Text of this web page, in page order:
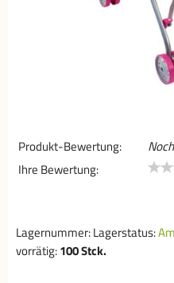
Produkt-Bewertung:
Ihre Bewertung:
Lagernummer:Lagerstatus:
vorrätig:100Stck.